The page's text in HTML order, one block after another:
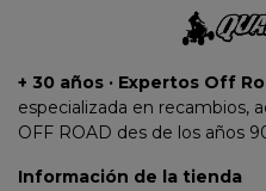
+ 30 años · Expertos Off
especializada en recambios,
OFF ROAD des de los años
Información de la tienda